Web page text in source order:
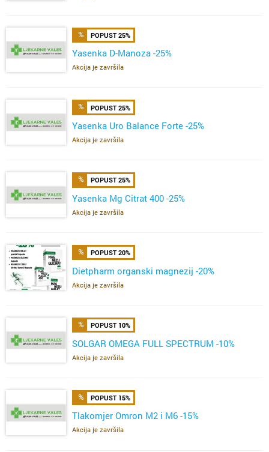
POPUST 25%
Yasenka D-Manoza -25%
Akcija je završila
POPUST 25%
Yasenka Uro Balance Forte -25%
Akcija je završila
POPUST 25%
Yasenka Mg Citrat 400 -25%
Akcija je završila
POPUST 20%
Dietpharm organski magnezij -20%
Akcija je završila
POPUST 10%
SOLGAR OMEGA FULL SPECTRUM -10%
Akcija je završila
POPUST 15%
Tlakomjer Omron M2 i M6 -15%
Akcija je završila